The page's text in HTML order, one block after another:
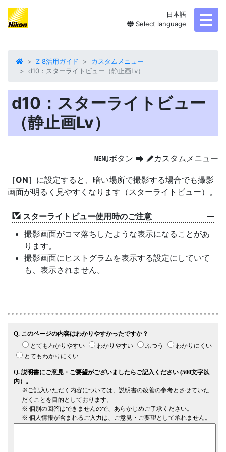
日本語
Select language
Z 8活用ガイド
カスタムメニュー
d10：スターライトビュー（静止画Lv）
d10：スターライトビュー
（静止画Lv）
Gボタン U Aカスタムメニュー
［ON］に設定すると、暗い場所で撮影する場合でも撮影
画面が明るく見やすくなります（スターライトビュー）。
スターライトビュー使用時のご注意
撮影画面がコマ落ちしたような表示になることがあ
ります。
撮影画面にヒストグラムを表示する設定にしていて
も、表示されません。